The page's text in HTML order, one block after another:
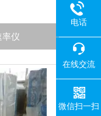
率仪
电话
在线交流
微信扫一扫